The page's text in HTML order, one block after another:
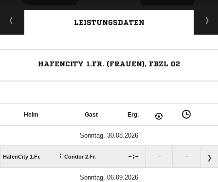
LEISTUNGSDATEN
HAFENCITY 1.FR. (FRAUEN), FBZL 02
Heim Gast Erg.
Sonntag, 30.08.2026
HafenCity 1.Fr. : Condor 2.Fr. : – –
Sonntag, 06.09.2026